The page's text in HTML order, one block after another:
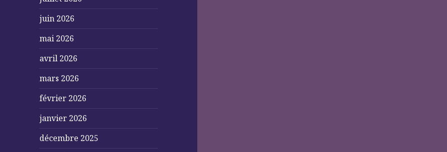
juin 2026
mai 2026
avril 2026
mars 2026
février 2026
janvier 2026
décembre 2025